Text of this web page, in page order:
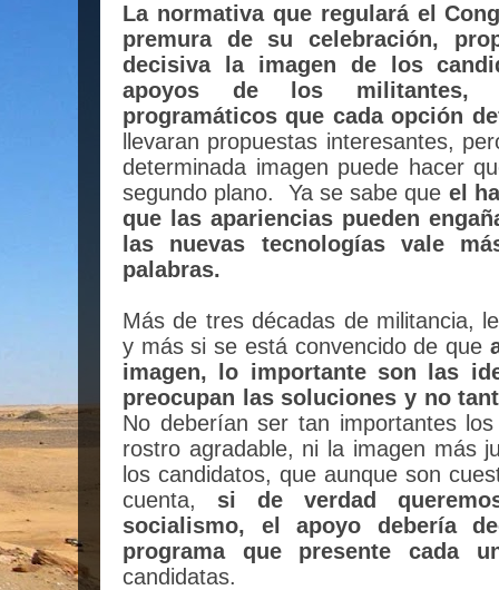
La normativa que regulará el
premura de su celebración,
decisiva la imagen de los
apoyos de los militantes,
programáticos que cada opción
llevaran propuestas interesantes,
determinada imagen puede hacer
segundo plano.
Ya se sabe que el
que las apariencias pueden
las nuevas tecnologías vale
palabras.
Más de tres décadas de militancia,
y más si se está convencido de que
imagen, lo importante son las
preocupan las soluciones y no
No deberían ser tan importantes
rostro agradable, ni la imagen más
los candidatos, que aunque son
cuenta, si de verdad
socialismo, el apoyo debería
programa que presente cada
candidatas.